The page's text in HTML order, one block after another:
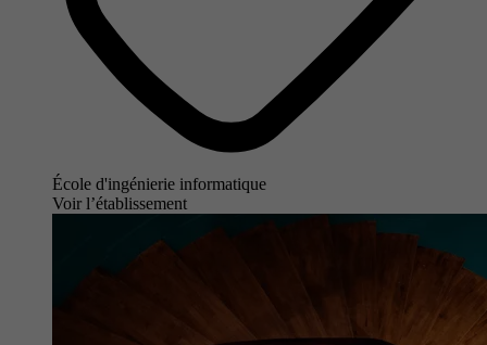
École d'ingénierie informatique
Voir l’établissement